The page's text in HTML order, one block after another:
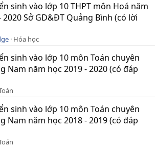
sinh vào lớp 10 THPT môn Hoá năm
2020 Sở GD&ĐT Quảng Bình (có lời
Hóa học
sinh vào lớp 10 môn Toán chuyên
Nam năm học 2019 - 2020 (có đáp
sinh vào lớp 10 môn Toán chuyên
Nam năm học 2018 - 2019 (có đáp